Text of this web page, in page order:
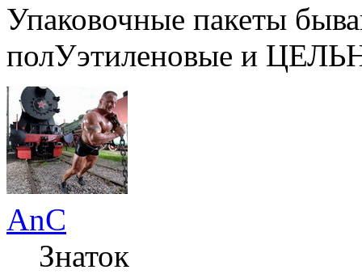
Упаковочные пакеты
полУэтиленовые и
AnC
Знаток